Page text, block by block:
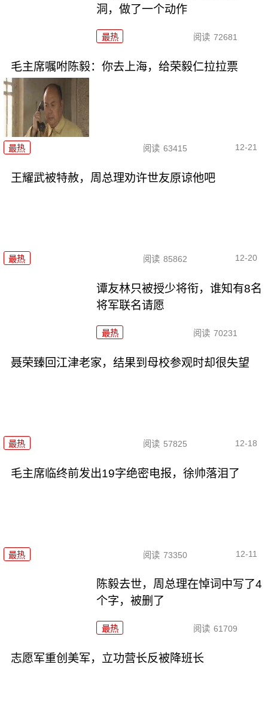
洞，做了一个动作
最热 阅读 72681
毛主席嘱咐陈毅：你去上海，给荣毅仁拉拉票
最热 阅读 63415 12-21
王耀武被特赦，周总理劝许世友原谅他吧
最热 阅读 85862 12-20
谭友林只被授少将衔，谁知有8名
将军联名请愿
最热 阅读 70231
聂荣臻回江津老家，结果到母校参观时却很失望
最热 阅读 57825 12-18
毛主席临终前发出19字绝密电报，徐帅落泪了
最热 阅读 73350 12-11
陈毅去世，周总理在悼词中写了4
个字，被删了
最热 阅读 61709
志愿军重创美军，立功营长反被降班长